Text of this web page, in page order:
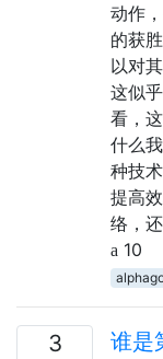
动作
的获
以对
这似
看，
什么
种技
提高
络，
10
3
谁是